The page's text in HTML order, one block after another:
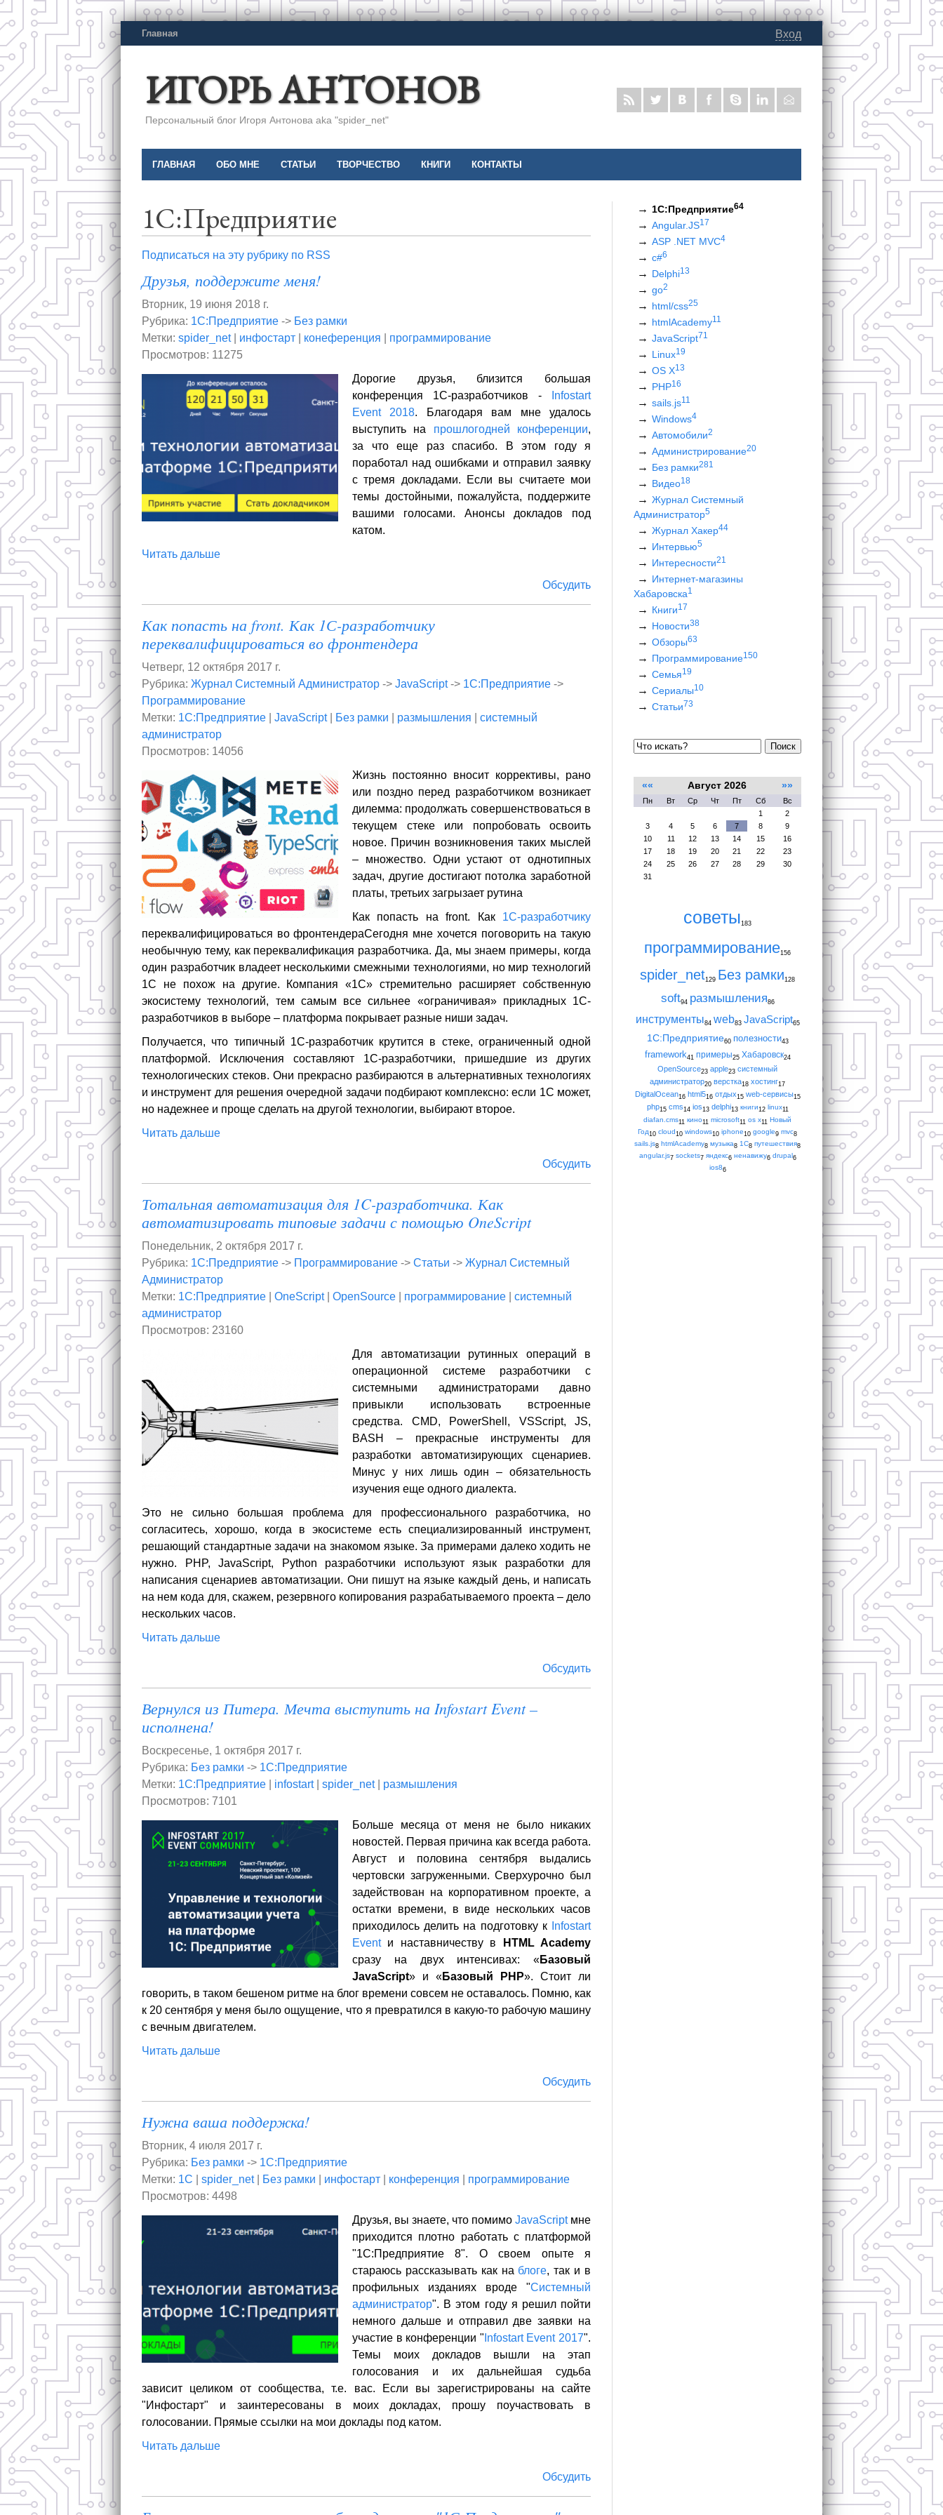
Главная Вход
ИГОРЬ АНТОНОВ
Персональный блог Игоря Антонова aka "spider_net"
ГЛАВНАЯ ОБО МНЕ СТАТЬИ ТВОРЧЕСТВО КНИГИ КОНТАКТЫ
1С:Предприятие
Подписаться на эту рубрику по RSS
Друзья, поддержите меня!
Вторник, 19 июня 2018 г.
Рубрика: 1С:Предприятие -> Без рамки
Метки: spider_net| инфостарт конеференция
программирование
Просмотров: 11275
Дорогие друзья, близится большая
конференция 1С-разработчиков -
Infostart
Event 2018. Благодаря вам мне удалось
выступить на прошлогодней конференции,
за что еще раз спасибо. В этом году я
поработал над ошибками и отправил заявку
с тремя докладами. Если вы считаете мои
темы достойными, пожалуйста, поддержите
вашими голосами. Анонсы докладов под
катом.
Читать дальше
Обсудить
Как попасть на front. Как 1С-разработчику
переквалифицироваться во фронтендера
Четверг, 12 октября 2017 г.
Рубрика: Журнал Системный Администратор -> JavaScript-> 1С:Предприятие ->
Программирование
Метки: 1С:Предприятие JavaScript| Без рамки размышления
системный
администратор
Просмотров: 14056
Жизнь постоянно вносит коррективы, рано
или поздно перед разработчиком возникает
дилемма: продолжать совершенствоваться в
текущем стеке или попробовать освоить
новое. Причин возникновения таких мыслей
– множество. Одни устают от однотипных
задач, другие достигают потолка заработной
платы, третьих загрызает рутина
Как попасть на front. Как 1С-разработчику
переквалифицироваться во фронтендераСегодня мне хочется поговорить на такую
необычную тему, как переквалификация разработчика. Да, мы знаем примеры, когда
один разработчик владеет несколькими смежными технологиями, но мир технологий
1С не похож на другие. Компания «1С» стремительно расширяет собственную
экосистему технологий, тем самым все сильнее «ограничивая» прикладных 1С-
разработчиков в выборе – платформа покрывает разные ниши задач.
Получается, что типичный 1С-разработчик крутится в стеке, ограниченный одной
платформой. Исключения составляют 1С-разработчики, пришедшие из других
технологических стеков. Они прекрасно разбираются в альтернативных технологиях
и инструмент для решения очередной задачи подбирают комплексно: если 1С может,
но надежнее и проще сделать на другой технологии, выбирают второе.
Читать дальше
Обсудить
Тотальная автоматизация для 1C-разработчика. Как
автоматизировать типовые задачи с помощью OneScript
Понедельник, 2 октября 2017 г.
Рубрика: 1С:Предприятие -> Программирование -> Статьи -> Журнал Системный
Администратор
Метки: 1С:Предприятие OneScript| OpenSource программирование
системный
администратор
Просмотров: 23160
Для автоматизации рутинных операций в
операционной системе разработчики с
системными администраторами давно
привыкли использовать встроенные
средства. CMD, PowerShell, VSScript, JS,
BASH – прекрасные инструменты для
разработки автоматизирующих сценариев.
Минус у них лишь один – обязательность
изучения еще одного диалекта.
Это не сильно большая проблема для профессионального разработчика, но
согласитесь, хорошо, когда в экосистеме есть специализированный инструмент,
решающий стандартные задачи на знакомом языке. За примерами далеко ходить не
нужно. PHP, JavaScript, Python разработчики используют язык разработки для
написания сценариев автоматизации. Они пишут на языке каждый день, и написать
на нем кода для, скажем, резервного копирования разрабатываемого проекта – дело
нескольких часов.
Читать дальше
Обсудить
Вернулся из Питера. Мечта выступить на Infostart Event –
исполнена!
Воскресенье, 1 октября 2017 г.
Рубрика: Без рамки -> 1С:Предприятие
Метки: 1С:Предприятие infostart| spider_net| размышления
Просмотров: 7101
Больше месяца от меня не было никаких
новостей. Первая причина как всегда работа.
Август и половина сентября выдались
чертовски загруженными. Сверхурочно был
задействован на корпоративном проекте, а
остатки времени, в виде нескольких часов
приходилось делить на подготовку к
Infostart
Eventи наставничеству в
HTML Academy
сразу на двух интенсивах: «Базовый
JavaScript» и «Базовый PHP». Стоит ли
говорить, в таком бешеном ритме на блог времени совсем не оставалось. Помню, как
к 20 сентября у меня было ощущение, что я превратился в какую-то рабочую машину
с вечным двигателем.
Читать дальше
Обсудить
Нужна ваша поддержка!
Вторник, 4 июля 2017 г.
Рубрика: Без рамки -> 1С:Предприятие
Метки: 1С spider_net| Без рамки инфостарт конференция
программирование
Просмотров: 4498
Друзья, вы знаете, что помимо JavaScriptмне
приходится плотно работать с платформой
"1С:Предприятие 8". О своем опыте я
стараюсь рассказывать как на блоге, так и в
профильных изданиях вроде "Системный
администратор". В этом году я решил пойти
немного дальше и отправил две заявки на
участие в конференции " Infostart Event 2017".
Темы моих докладов вышли на этап
голосования и их дальнейшая судьба
зависит целиком от сообщества, т.е. вас. Если вы зарегистрированы на сайте
"Инфостарт" и заинтересованы в моих докладах, прошу поучаствовать в
голосовании. Прямые ссылки на мои доклады под катом.
Читать дальше
Обсудить
1С:Предприятие64
Angular.JS17
ASP .NET MVC4
c#6
Delphi13
go2
html/css25
htmlAcademy11
JavaScript71
Linux19
OS X13
PHP16
sails.js11
Windows4
Автомобили2
Администрирование20
Без рамки281
Видео18
Журнал Системный
Администратор5
Журнал Хакер44
Интервью5
Интересности21
Интернет-магазины
Хабаровска1
Книги17
Новости38
Обзоры63
Программирование150
Семья19
Сериалы10
Статьи 73
Поиск
«« Август 2026 »»
Пн Вт Ср Чт Пт Сб
Вс
1
2
3
4 5 6 7 8
9
10
11 12 13 14 15
16
17
18 19 20 21 22
23
24
25 26 27 28 29
30
31
советы183
программирование156
spider_net129 Без рамки128
soft94 размышления86
инструменты84 web83 JavaScript65
1С:Предприятие60 полезности43
framework41 примеры25 Хабаровск24
OpenSource23 apple23 системный
администратор20 верстка18 хостинг17
DigitalOcean16 html516 отдых15 web-сервисы15
php15 cms14 ios13 delphi13 книги12 linux11
diafan.cms11 кино11 microsoft11 os x11 Новый
Год10 cloud10 windows10 iphone10 google9 mvc8
sails.js8 htmlAcademy8 музыка8 1С8 путешествия8
angular.js7 sockets7 яндекс6 ненавижу6 drupal6
ios86